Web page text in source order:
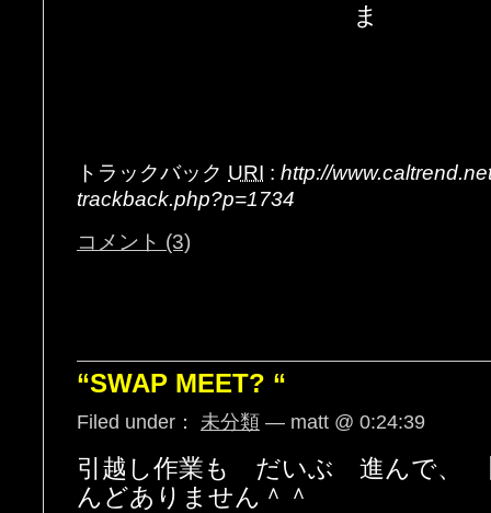
ま
トラックバック URI : http://
trackback.php?p=1734
コメント (3)
“SWAP MEET? “
Filed under： 未分類 — matt @ 0:24:39
引越し作業も だいぶ 進んで
んどありません＾＾